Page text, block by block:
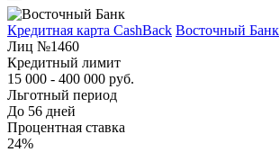
Кредитная карта CashBack Восточный Банк
Лиц №1460
Кредитный лимит
15 000 - 400 000 руб.
Льготный период
До 56 дней
Процентная ставка
24%